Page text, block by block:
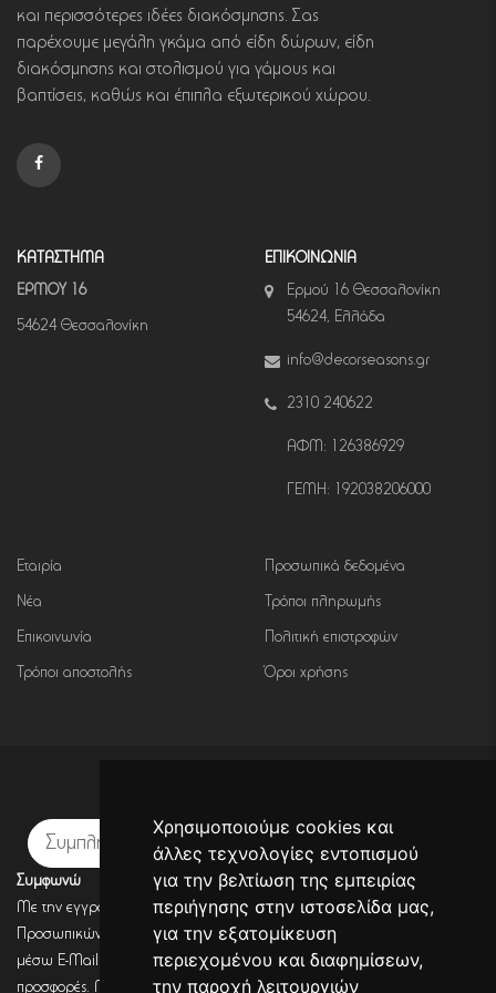
Χρησιμοποιούμε cookies και
άλλες τεχνολογίες εντοπισμού
για την βελτίωση της εμπειρίας
περιήγησης στην ιστοσελίδα μας,
για την εξατομίκευση
περιεχομένου και διαφημίσεων,
την παροχή λειτουργιών
και περισσότερες ιδέες διακόσμησης. Σας
παρέχουμε μεγάλη γκάμα από είδη δώρων, είδη
διακόσμησης και στολισμού για γάμους και
βαπτίσεις, καθώς και έπιπλα εξωτερικού χώρου.
ΚΑΤΑΣΤΗΜΑ
ΕΡΜΟΥ 16
54624 Θεσσαλονίκη
ΕΠΙΚΟΙΝΩΝΙΑ
Ερμού 16 Θεσσαλονίκη
54624, Ελλάδα
info@decorseasons.gr
2310 240622
ΑΦΜ: 126386929
ΓΕΜΗ: 192038206000
Εταιρία
Νέα
Επικοινωνία
Τρόποι αποστολής
Προσωπικά δεδομένα
Τρόποι πληρωμής
Πολιτική επιστροφών
Όροι χρήσης
Εγγραφή
Συμφωνώ
Με την εγγραφή σου, συμφωνείς με την Πολιτική Προστασίας
Προσωπικών Δεδομένων και συμφωνείς πως η DECORSEASONS μπορεί
μέσω E-Mail να στέλνει πληροφορίες για σχετικά προϊόντα, τις τρέχουσες
προσφορές. Μετά από έλεγχο από την DECORSEASONS θα λάβεις ένα